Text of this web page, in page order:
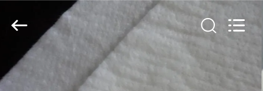
TRANG
CHỦ
LOVER
LTD.
Reserved.